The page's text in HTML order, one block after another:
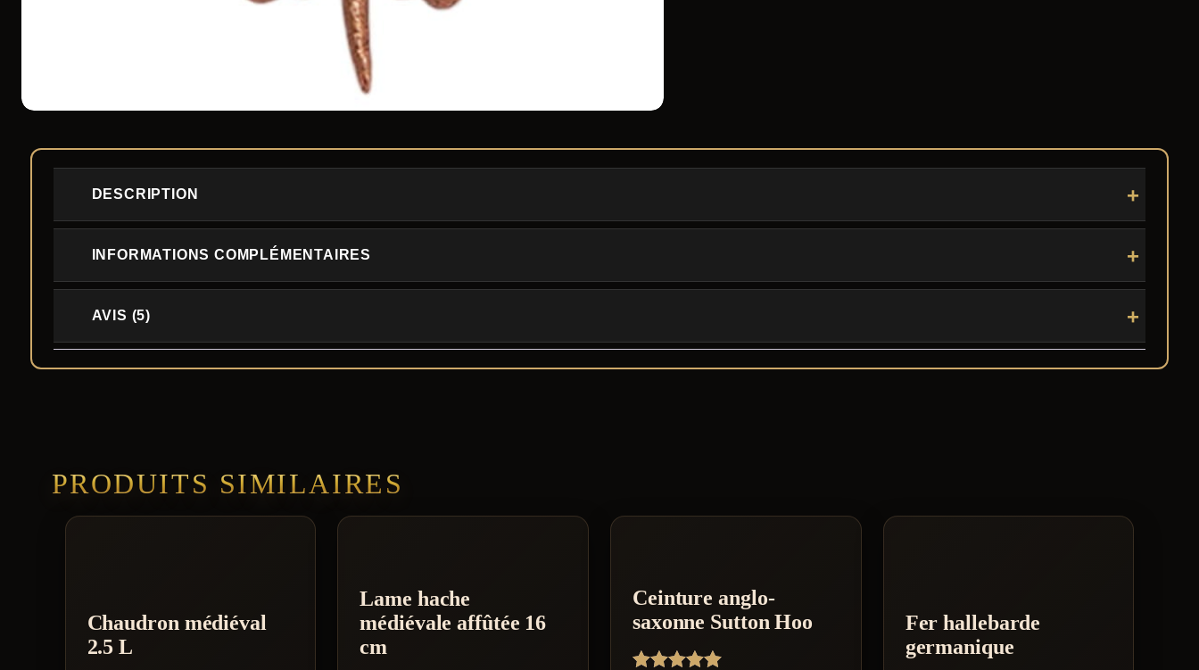
DESCRIPTION
INFORMATIONS COMPLÉMENTAIRES
AVIS (5)
PRODUITS SIMILAIRES
Chaudron médiéval
2.5 L
Lame hache
médiévale affûtée 16
cm
Ceinture anglo-
saxonne Sutton Hoo
Fer hallebarde
germanique